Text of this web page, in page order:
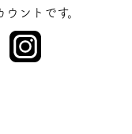
ントです。